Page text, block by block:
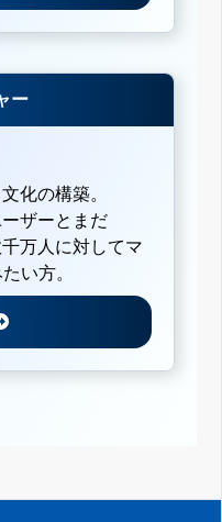
ー
化の構築。
ザーとまだ
万人に対してマ
い方。